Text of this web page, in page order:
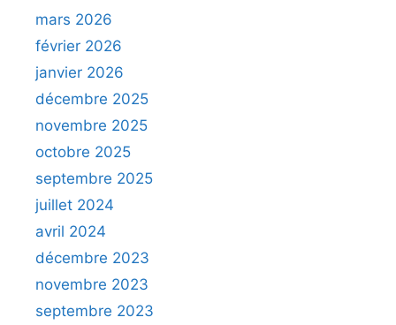
mars 2026
février 2026
janvier 2026
décembre 2025
novembre 2025
octobre 2025
septembre 2025
juillet 2024
avril 2024
décembre 2023
novembre 2023
septembre 2023